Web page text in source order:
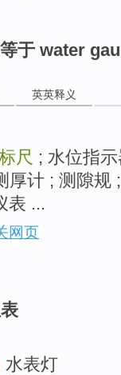
于 water
英英释义
尺 ; 水位指
厚计 ; 测隙规
表 ...
网页
水表灯